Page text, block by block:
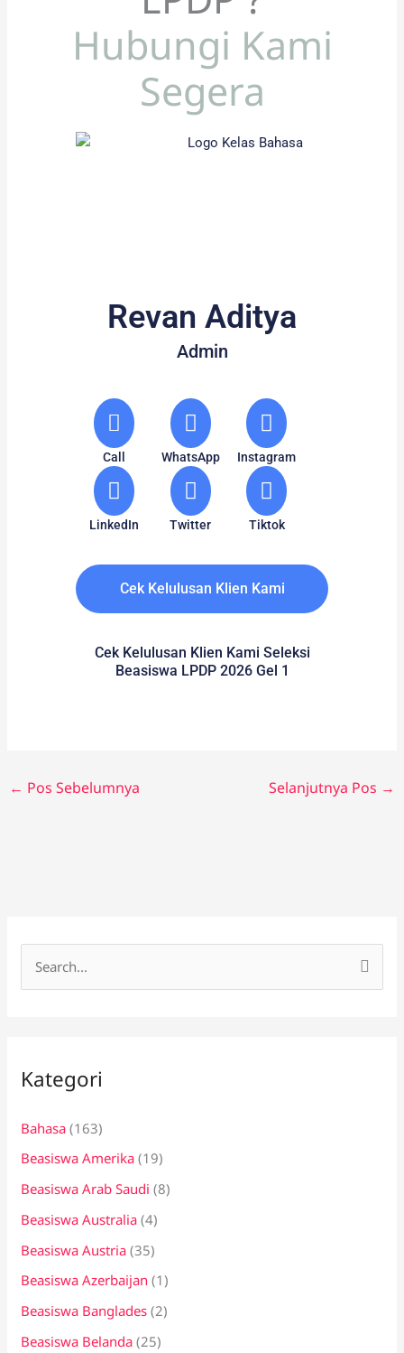
Hubungi Kami
Segera
Revan Aditya
Admin
Call WhatsApp Instagram
LinkedIn Twitter Tiktok
Cek Kelulusan Klien Kami
Cek Kelulusan Klien Kami Seleksi
Beasiswa LPDP 2026 Gel 1
← Pos Sebelumnya Selanjutnya Pos →
u
t
u
k
:
Kategori
Bahasa (163)
Beasiswa Amerika (19)
Beasiswa Arab Saudi (8)
Beasiswa Australia (4)
Beasiswa Austria (35)
Beasiswa Azerbaijan (1)
Beasiswa Banglades (2)
Beasiswa Belanda (25)